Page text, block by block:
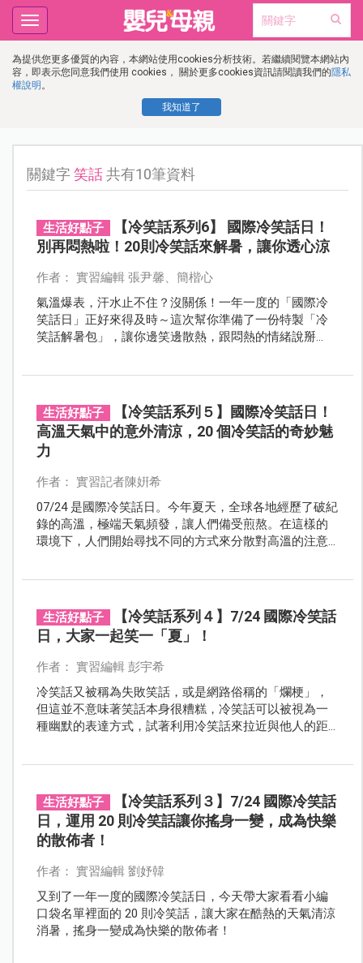
為提供您更多優質的內容，本網站使用cookies分析技術。若繼續閱覽本網站內
容，即表示您同意我們使用 cookies， 關於更多cookies資訊請閱讀我們的隱私
權說明 。
我知道了
Toggle
navigation
關鍵字笑話共有10筆資料
生活好點子
【冷笑話系列6】 國際冷笑話日！
別再悶熱啦！20則冷笑話來解暑，讓你透心涼
作者： 實習編輯 張尹馨、簡楷心
氣溫爆表，汗水止不住？沒關係！一年一度的「國際冷
笑話日」正好來得及時～這次幫你準備了一份特製「冷
笑話解暑包」，讓你邊笑邊散熱，跟悶熱的情緒說掰
生活好點子
【冷笑話系列５】國際冷笑話日！
高溫天氣中的意外清涼，20 個冷笑話的奇妙魅
力
作者： 實習記者陳姸希
07/24 是國際冷笑話日。今年夏天，全球各地經歷了破紀
錄的高溫，極端天氣頻發，讓人們備受煎熬。在這樣的
環境下，人們開始尋找不同的方式來分散對高溫的注意
生活好點子
【冷笑話系列４】7/24 國際冷笑話
日，大家一起笑一「夏」！
作者： 實習編輯 彭宇希
冷笑話又被稱為失敗笑話，或是網路俗稱的「爛梗」，
但這並不意味著笑話本身很糟糕，冷笑話可以被視為一
種幽默的表達方式，試著利用冷笑話來拉近與他人的距
生活好點子
【冷笑話系列３】7/24 國際冷笑話
日，運用 20 則冷笑話讓你搖身一變，成為快樂
的散佈者！
作者： 實習編輯 劉妤韓
又到了一年一度的國際冷笑話日，今天帶大家看看小編
口袋名單裡面的 20 則冷笑話，讓大家在酷熱的天氣清涼
消暑，搖身一變成為快樂的散佈者！